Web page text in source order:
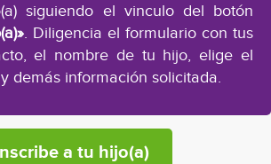
siguiendo el vinculo del botón
. Diligencia el formulario con tus
el nombre de tu hijo, elige el
demás información solicitada.
a tu hijo(a)